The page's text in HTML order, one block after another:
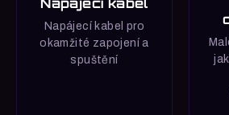
Napájecí kabel pro
okamžité zapojení a
spuštění